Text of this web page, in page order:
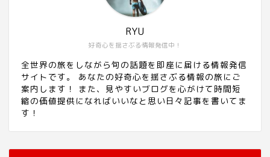
好奇心を揺さぶる情報発信中！
RYU
全世界の旅をしながら旬の話題を即座に届ける情報発信
サイトです。 あなたの好奇心を揺さぶる情報の旅にご
案内します！ また、見やすいブログを心がけて時間短
縮の価値提供になればいいなと思い日々記事を書いてま
す！